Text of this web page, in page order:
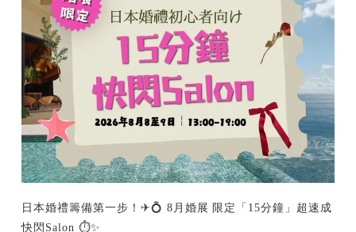
日本婚禮籌備第一步！✈💍 8月婚展 限定「15分鐘」超速成
快閃Salon ⏱️✨